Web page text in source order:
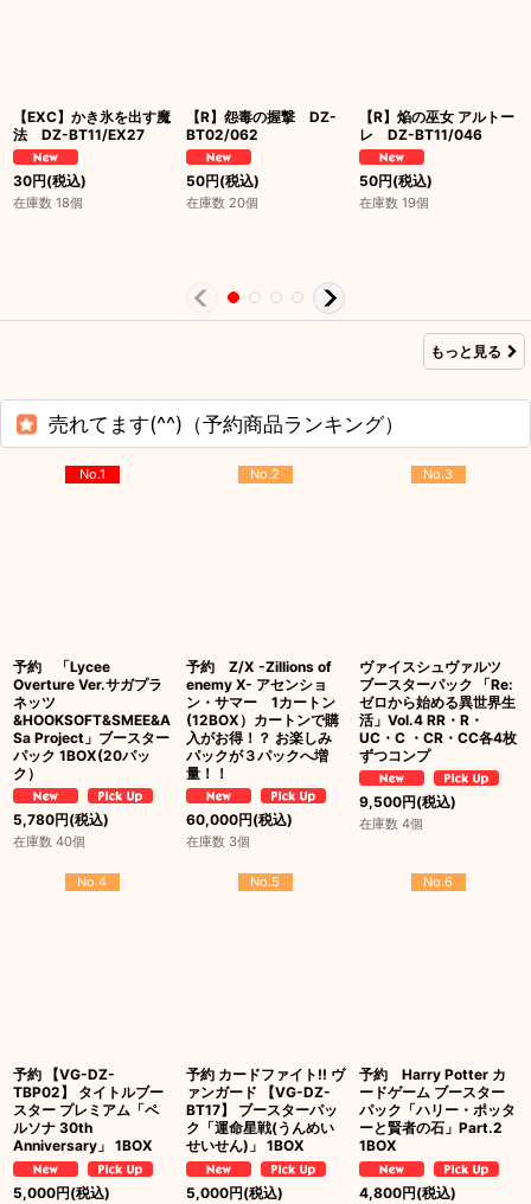
【EXC】かき氷を出す魔
法 DZ-BT11/EX27
30円(税込)
在庫数 18個
【R】怨毒の握撃 DZ-
BT02/062
50円(税込)
在庫数 20個
【R】焔の巫女 アルトー
レ DZ-BT11/046
50円(税込)
在庫数 19個
もっと見る
売れてます(^^)（予約商品ランキング）
No.1
予約 「Lycee
Overture Ver.サガプラ
ネッツ
&HOOKSOFT&SMEE&A
Sa Project」ブースター
パック 1BOX(20パッ
ク）
5,780円(税込)
在庫数 40個
No.2
予約 Z/X -Zillions of
enemy X- アセンショ
ン・サマー 1カートン
(12BOX）カートンで購
入がお得！？ お楽しみ
パックが３パックへ増
量！！
60,000円(税込)
在庫数 3個
No.3
ヴァイスシュヴァルツ
ブースターパック 「Re:
ゼロから始める異世界生
活」Vol.4 RR・R・
UC・C ・CR・CC各4枚
ずつコンプ
9,500円(税込)
在庫数 4個
No.4
予約 【VG-DZ-
TBP02】 タイトルブー
スター プレミアム「ペ
ルソナ 30th
Anniversary」 1BOX
5,000円(税込)
No.5
予約 カードファイト!! ヴ
ァンガード 【VG-DZ-
BT17】 ブースターパッ
ク「運命星戦(うんめい
せいせん)」 1BOX
5,000円(税込)
No.6
予約 Harry Potter カ
ードゲーム ブースター
パック「ハリー・ポッタ
ーと賢者の石」Part.2
1BOX
4,800円(税込)